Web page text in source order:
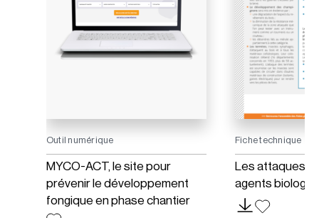
Outil numérique
MYCO-ACT, le site pour
prévenir le développement
fongique en phase chantier
Fiche technique
Les attaques
agents